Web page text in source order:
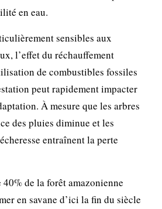
en eau.
sensibles aux
l’effet du réchauffement
de combustibles fossiles
peut rapidement impacter
À mesure que les arbres
des pluies diminue et les
entraînent la perte
de la forêt amazonienne
en savane d’ici la fin du siècle